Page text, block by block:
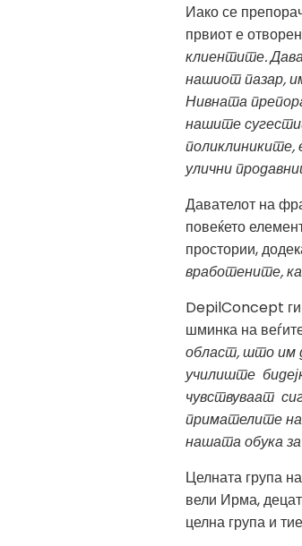
Иако се
првиот е
клиентите.
нашиот пазар,
Нивната
нашите
поликлиниките,
улични
Давателот на
повеќето
простории,
вработените,
DepilConcept ги
шминка на
област, што им
училиште
чувствуваат
примателите
нашата обука
Целната група
вели Ирма,
целна група и